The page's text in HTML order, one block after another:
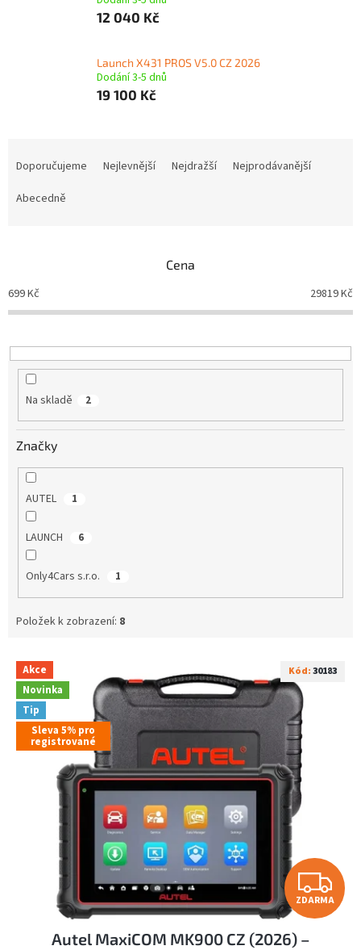
12 040 Kč
Launch X431 PROS V5.0 CZ 2026
Dodání 3-5 dnů
19 100 Kč
o
d
k
t
Doporučujeme Nejlevnější Nejdražší
Nejprodávanější
Abecedně
Cena
699Kč 29819Kč
Na skladě 2
Značky
AUTEL 1
LAUNCH 6
Only4Cars s.r.o. 1
Položek k zobrazení: 8
V
p
p
Akce
Novinka
Tip
Sleva 5% pro
registrované
Z
D
ZDARMA
Autel MaxiCOM MK900 CZ (2026) –
Kód:30183